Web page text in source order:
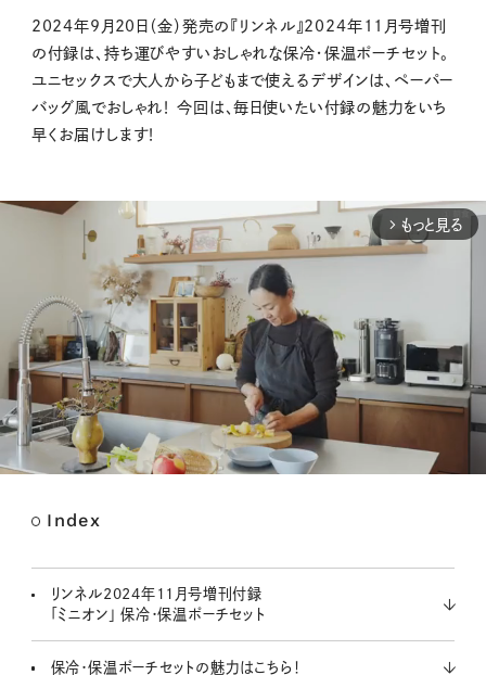
2024年9月20日（金）発売の『リンネル』2024年11月号増刊
の付録は、持ち運びやすいおしゃれな保冷・保温ポーチセット。
ユニセックスで大人から子どもまで使えるデザインは、ペーパー
バッグ風でおしゃれ！ 今回は、毎日使いたい付録の魅力をいち
早くお届けします！
arrow_forward_ios もっと見る
Index
リンネル2024年11月号増刊付録
「ミニオン」 保冷・保温ポーチセット
保冷・保温ポーチセットの魅力はこちら！